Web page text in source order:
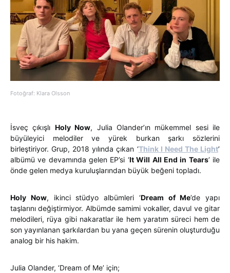
Fotoğraf: Klara Olsson
İsveç çıkışlı Holy Now, Julia Olander’ın mükemmel sesi ile
büyüleyici melodiler ve yürek burkan şarkı sözlerini
birleştiriyor. Grup, 2018 yılında çıkan ‘Think I Need The Light’
albümü ve devamında gelen EP’si ‘It Will All End in Tears’ ile
önde gelen medya kuruluşlarından büyük beğeni topladı.
Holy Now, ikinci stüdyo albümleri ‘Dream of Me’de yapı
taşlarını değiştirmiyor. Albümde samimi vokaller, davul ve gitar
melodileri, rüya gibi nakaratlar ile hem yaratım süreci hem de
son yayınlanan şarkılardan bu yana geçen sürenin oluşturduğu
analog bir his hakim.
Julia Olander, ‘Dream of Me’ için;